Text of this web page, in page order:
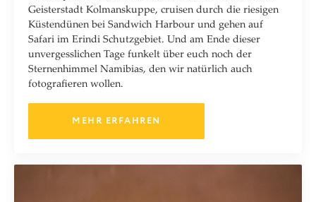
Geisterstadt Kolmanskuppe, cruisen durch die riesigen
Küstendünen bei Sandwich Harbour und gehen auf
Safari im Erindi Schutzgebiet. Und am Ende dieser
unvergesslichen Tage funkelt über euch noch der
Sternenhimmel Namibias, den wir natürlich auch
fotografieren wollen.
MEHR ERFAHREN